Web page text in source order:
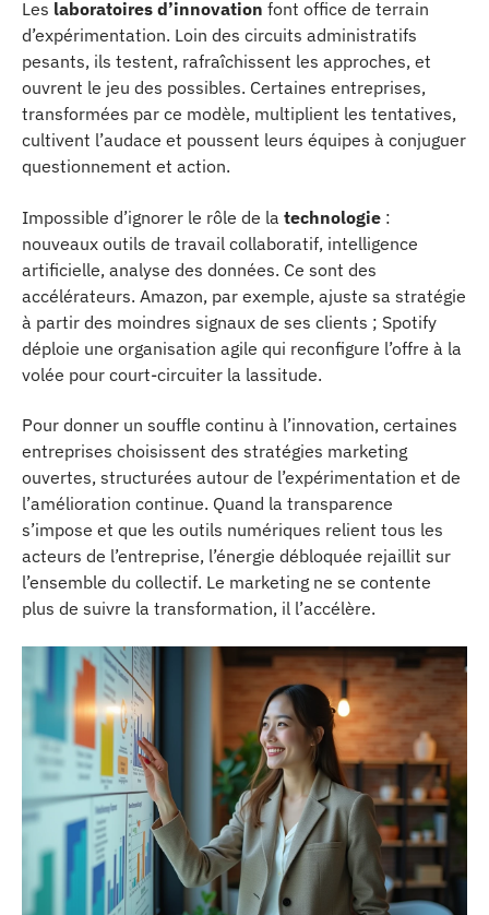
Les laboratoires d’innovation font office de terrain
d’expérimentation. Loin des circuits administratifs
pesants, ils testent, rafraîchissent les approches, et
ouvrent le jeu des possibles. Certaines entreprises,
transformées par ce modèle, multiplient les tentatives,
cultivent l’audace et poussent leurs équipes à conjuguer
questionnement et action.
Impossible d’ignorer le rôle de la technologie :
nouveaux outils de travail collaboratif, intelligence
artificielle, analyse des données. Ce sont des
accélérateurs. Amazon, par exemple, ajuste sa stratégie
à partir des moindres signaux de ses clients ; Spotify
déploie une organisation agile qui reconfigure l’offre à la
volée pour court-circuiter la lassitude.
Pour donner un souffle continu à l’innovation, certaines
entreprises choisissent des stratégies marketing
ouvertes, structurées autour de l’expérimentation et de
l’amélioration continue. Quand la transparence
s’impose et que les outils numériques relient tous les
acteurs de l’entreprise, l’énergie débloquée rejaillit sur
l’ensemble du collectif. Le marketing ne se contente
plus de suivre la transformation, il l’accélère.